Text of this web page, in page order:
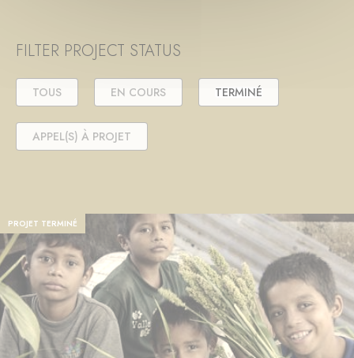
FILTER PROJECT STATUS
TOUS EN COURS TERMINÉ
APPEL(S) À PROJET
PROJET TERMINÉ